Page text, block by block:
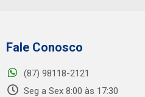
Fale Conosco
(87) 98118-2121
Seg a Sex 8:00 às 17:30